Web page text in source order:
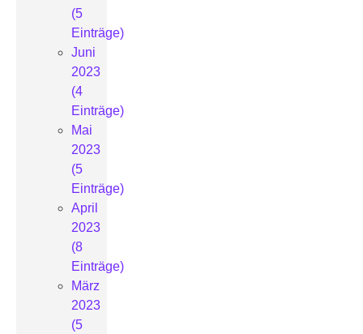
(5
Einträge)
Juni
2023
(4
Einträge)
Mai
2023
(5
Einträge)
April
2023
(8
Einträge)
März
2023
(5